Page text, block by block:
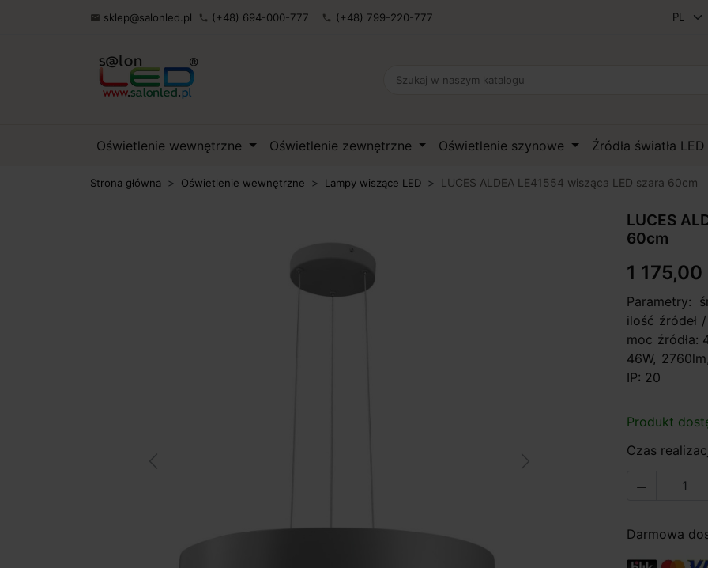
 sklep@salonled.pl phone (+48) 694-000-777 phone (+48) 799-220-777
Oświetlenie wewnętrzne Oświetlenie zewnętrzne Oświetlenie szynowe Źródła światła LED
Strona główna Oświetlenie wewnętrzne Lampy wiszące LED LUCES ALDEA LE41554 wisząca LED szara 60cm
LUCES
60cm
1 175,00
Parametry:
ilość źródeł
moc źródła:
46W,
IP: 20
Produkt
Czas

Darmowa